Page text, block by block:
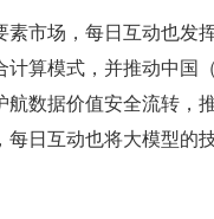
素市场，每日互动也发
算模式，并推动中国
数据价值安全流转，
日互动也将大模型的